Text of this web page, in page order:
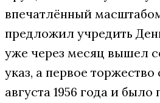
впечатлённый
предложил учредить
уже через месяц вышел
указ, а первое торжество
августа 1956 года и